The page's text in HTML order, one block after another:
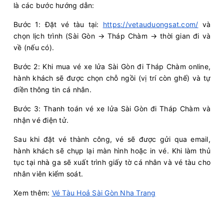
là các bước hướng dẫn:
Bước 1: Đặt vé tàu tại: https://vetauduongsat.com/ và
chọn lịch trình (Sài Gòn → Tháp Chàm → thời gian đi và
về (nếu có).
Bước 2: Khi mua vé xe lửa Sài Gòn đi Tháp Chàm online,
hành khách sẽ được chọn chỗ ngồi (vị trí còn ghế) và tự
điền thông tin cá nhân.
Bước 3: Thanh toán vé xe lửa Sài Gòn đi Tháp Chàm và
nhận vé điện tử.
Sau khi đặt vé thành công, vé sẽ được gửi qua email,
hành khách sẽ chụp lại màn hình hoặc in vé. Khi làm thủ
tục tại nhà ga sẽ xuất trình giấy tờ cá nhân và vé tàu cho
nhân viên kiểm soát.
Xem thêm: Vé Tàu Hoả Sài Gòn Nha Trang